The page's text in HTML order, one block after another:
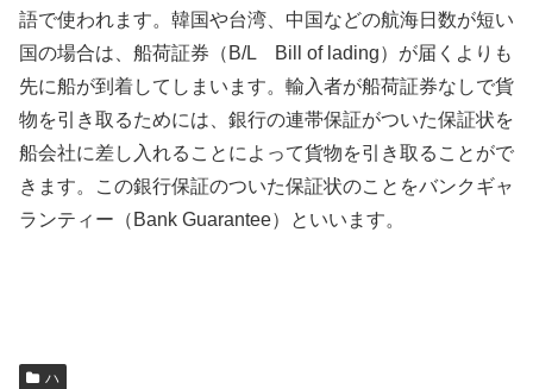
語で使われます。韓国や台湾、中国などの航海日数が短い
国の場合は、船荷証券（B/L Bill of lading）が届くよりも
先に船が到着してしまいます。輸入者が船荷証券なしで貨
物を引き取るためには、銀行の連帯保証がついた保証状を
船会社に差し入れることによって貨物を引き取ることがで
きます。この銀行保証のついた保証状のことをバンクギャ
ランティー（Bank Guarantee）といいます。
ハ